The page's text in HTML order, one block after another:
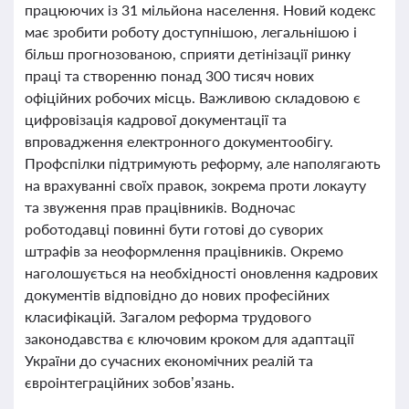
працюючих із 31 мільйона населення. Новий кодекс
має зробити роботу доступнішою, легальнішою і
більш прогнозованою, сприяти детінізації ринку
праці та створенню понад 300 тисяч нових
офіційних робочих місць. Важливою складовою є
цифровізація кадрової документації та
впровадження електронного документообігу.
Профспілки підтримують реформу, але наполягають
на врахуванні своїх правок, зокрема проти локауту
та звуження прав працівників. Водночас
роботодавці повинні бути готові до суворих
штрафів за неоформлення працівників. Окремо
наголошується на необхідності оновлення кадрових
документів відповідно до нових професійних
класифікацій. Загалом реформа трудового
законодавства є ключовим кроком для адаптації
України до сучасних економічних реалій та
євроінтеграційних зобов’язань.